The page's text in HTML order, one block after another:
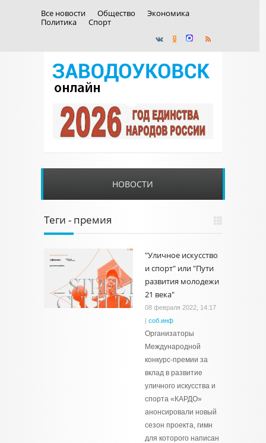
Все новости Общество
Экономика
Политика
Спорт
НОВОСТИ
Теги - премия
"Уличное искусство
и спорт" или "Пути
развития молодежи
21 века"
08 февраля 2022, 14:17
| соб.инф
Организаторы
Международной
конкурс-премии за
вклад в развитие
уличного искусства и
спорта «КАРДО»
анонсировали новый
сезон проекта, гимн
для которого написан